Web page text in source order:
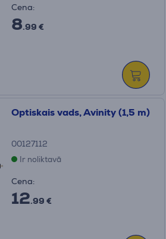
Cena:
8.99 €
Optiskais vads, Avinity (1,5 m)
00127112
Ir noliktavā
Cena:
12.99 €